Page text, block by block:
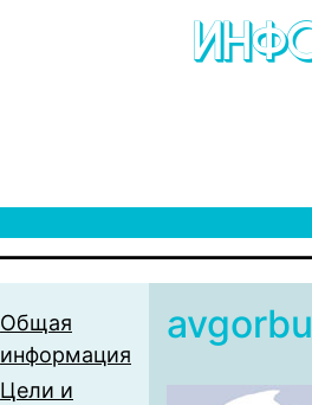
Общая
информация
Цели и